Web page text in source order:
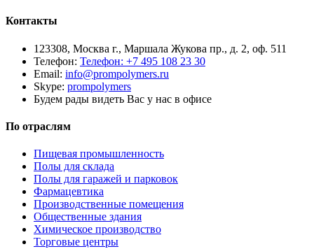
Контакты
123308, Москва г., Маршала Жукова пр., д. 2, оф. 511
Телефон: Телефон: +7 495 108 23 30
Email: info@prompolymers.ru
Skype: prompolymers
Будем рады видеть Вас у нас в офисе
По отраслям
Пищевая промышленность
Полы для склада
Полы для гаражей и парковок
Фармацевтика
Производственные помещения
Общественные здания
Химическое производство
Торговые центры